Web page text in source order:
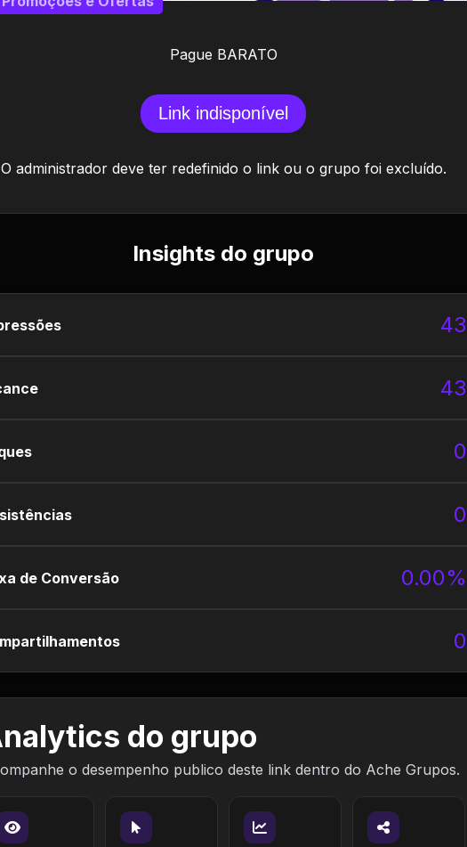
Pague BARATO
Link indisponível
O administrador deve ter redefinido o link ou o grupo foi excluído.
Insights do grupo
43
43
0
0
de Conversão 0.00%
0
do grupo
o desempenho publico deste link dentro do Ache Grupos.